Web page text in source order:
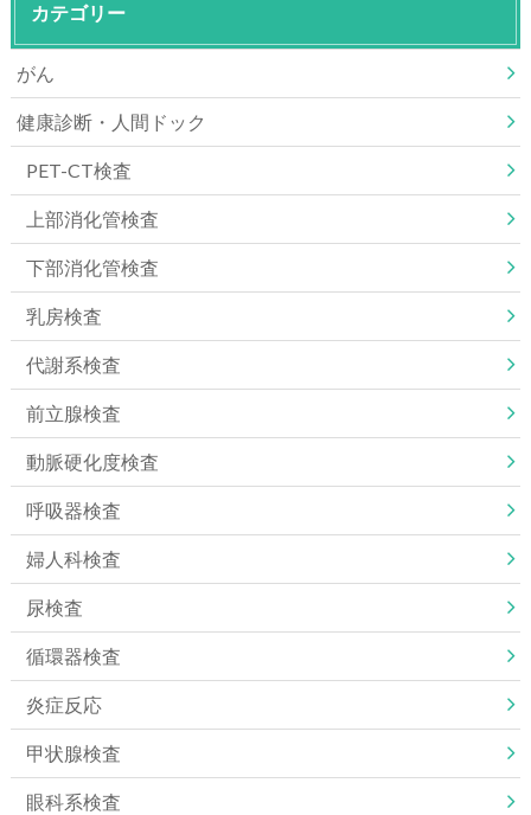
カテゴリー
がん
健康診断・人間ドック
PET-CT検査
上部消化管検査
下部消化管検査
乳房検査
代謝系検査
前立腺検査
動脈硬化度検査
呼吸器検査
婦人科検査
尿検査
循環器検査
炎症反応
甲状腺検査
眼科系検査